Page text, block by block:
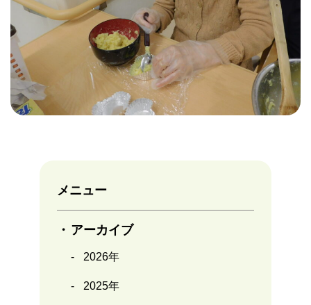
メニュー
アーカイブ
2026年
2025年